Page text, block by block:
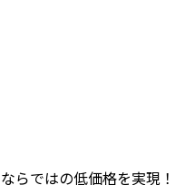
らではの低価格を実現！